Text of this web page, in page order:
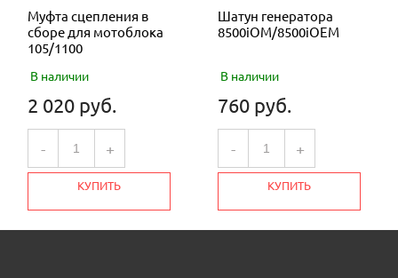
Муфта сцепления в
сборе для мотоблока
105/1100
В наличии
2 020 руб.
- +
КУПИТЬ
Шатун генератора
8500iOM/8500iOEM
В наличии
760 руб.
- +
КУПИТЬ